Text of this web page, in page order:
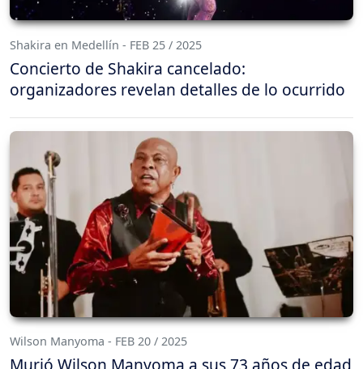
Shakira en Medellín - FEB 25 / 2025
Concierto de Shakira cancelado:
organizadores revelan detalles de lo ocurrido
Wilson Manyoma - FEB 20 / 2025
Murió Wilson Manyoma a sus 73 años de edad